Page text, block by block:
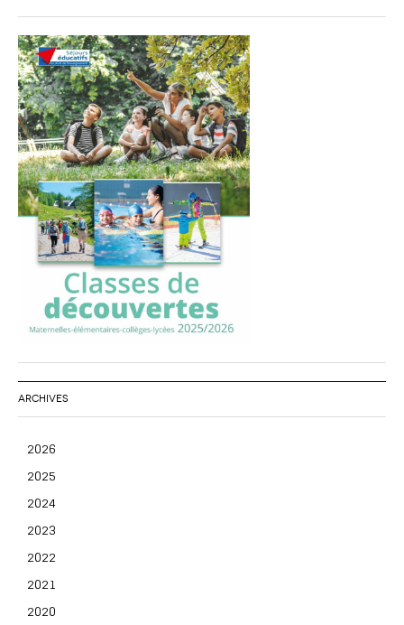
ARCHIVES
2026
2025
2024
2023
2022
2021
2020